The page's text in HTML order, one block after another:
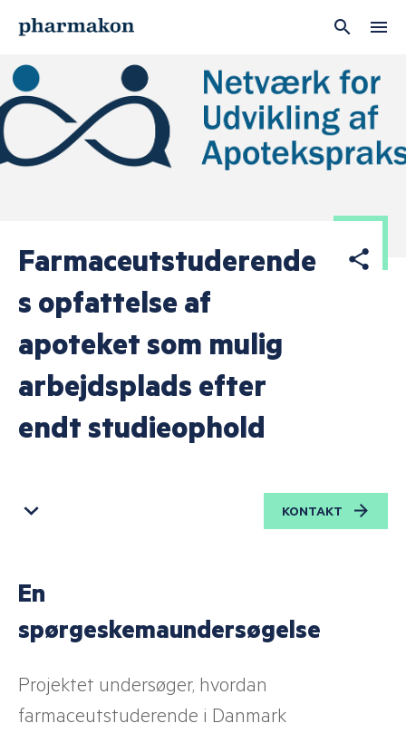
Brugernavn
Adgangskode
LOG IND
Farmaceutstuderende
s opfattelse af
apoteket som mulig
arbejdsplads efter
endt studieophold
KONTAKT
En
spørgeskemaundersøgelse
Projektet undersøger, hvordan
farmaceutstuderende i Danmark